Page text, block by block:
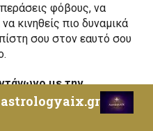
φόβους, να
κινηθείς πιο δυναμικά
σου στον εαυτό σου
με την
ευαισθησία και
πιο τρυφερή και μπορεί
astrologyaix.gr